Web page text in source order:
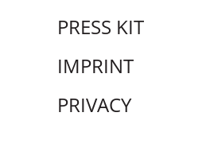
PRESS KIT
IMPRINT
PRIVACY